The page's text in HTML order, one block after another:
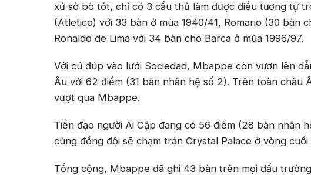
xứ sở bò tót, chỉ có 3 cầu thủ làm được điều tương tự
(Atletico) với 33 bàn ở mùa 1940/41, Romario (30 bàn
Ronaldo de Lima với 34 bàn cho Barca ở mùa 1996/97.
Với cú đúp vào lưới Sociedad, Mbappe còn vươn lên
Âu với 62 điểm (31 bàn nhân hệ số 2). Trên toàn châu
vượt qua Mbappe.
Tiền đạo người Ai Cập đang có 56 điểm (28 bàn nhân
cùng đồng đội sẽ chạm trán Crystal Palace ở vòng cuối
Tổng cộng, Mbappe đã ghi 43 bàn trên mọi đấu